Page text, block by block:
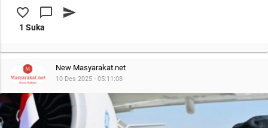
favorite_border chat_bubble_outline send
1 Suka
New Masyarakat.net
10 Des 2025 - 05:11:08